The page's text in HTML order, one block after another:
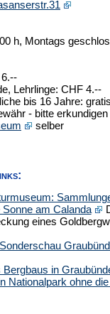
h, Montags
Lehrlinge: CHF 4.--
bis 16 Jahre:
- bitte
selber
Sonne am Calanda
eines
Bergbaus in
Nationalpark ohne